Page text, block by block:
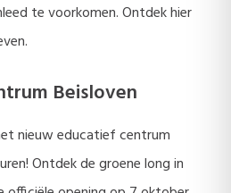
te voorkomen. Ontdek hier
Beisloven
nieuw educatief centrum
Ontdek de groene long in